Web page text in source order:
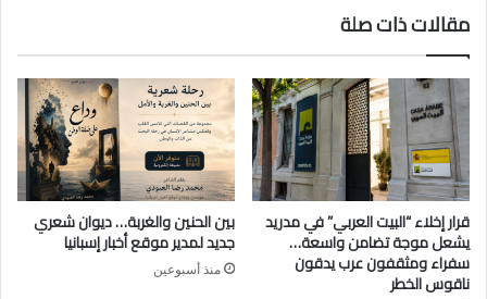
مقالات ذات صلة
قرار إخلاء “البيت العربي” في مدريد
يشعل موجة تضامن واسعة…
سفراء ومثقفون عرب يدقون
ناقوس الخطر
بين الحنين والغربة… ديوان شعري
جديد لمدير موقع أخبار إسبانيا
منذ أسبوعين